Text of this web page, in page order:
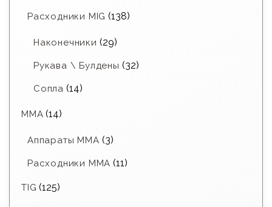
Расходники MIG (138)
Наконечники (29)
Рукава \ Булдены (32)
Сопла (14)
MMA (14)
Аппараты MMA (3)
Расходники ММА (11)
TIG (125)